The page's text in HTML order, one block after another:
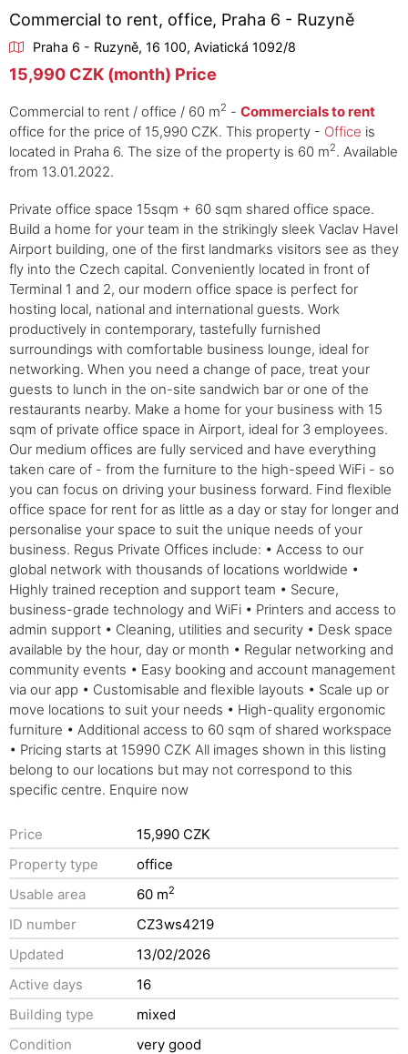
Commercial to rent, office, Praha 6 - Ruzyně
Praha 6 - Ruzyně, 16 100, Aviatická 1092/8
15,990 CZK (month) Price
Commercial to rent / office / 60 m2 - Commercials to rent
office for the price of 15,990 CZK. This property - Office is
located in Praha 6. The size of the property is 60 m2. Available
from 13.01.2022.
Private office space 15sqm + 60 sqm shared office space.
Build a home for your team in the strikingly sleek Vaclav Havel
Airport building, one of the first landmarks visitors see as they
fly into the Czech capital. Conveniently located in front of
Terminal 1 and 2, our modern office space is perfect for
hosting local, national and international guests. Work
productively in contemporary, tastefully furnished
surroundings with comfortable business lounge, ideal for
networking. When you need a change of pace, treat your
guests to lunch in the on-site sandwich bar or one of the
restaurants nearby. Make a home for your business with 15
sqm of private office space in Airport, ideal for 3 employees.
Our medium offices are fully serviced and have everything
taken care of - from the furniture to the high-speed WiFi - so
you can focus on driving your business forward. Find flexible
office space for rent for as little as a day or stay for longer and
personalise your space to suit the unique needs of your
business. Regus Private Offices include: • Access to our
global network with thousands of locations worldwide •
Highly trained reception and support team • Secure,
business-grade technology and WiFi • Printers and access to
admin support • Cleaning, utilities and security • Desk space
available by the hour, day or month • Regular networking and
community events • Easy booking and account management
via our app • Customisable and flexible layouts • Scale up or
move locations to suit your needs • High-quality ergonomic
furniture • Additional access to 60 sqm of shared workspace
• Pricing starts at 15990 CZK All images shown in this listing
belong to our locations but may not correspond to this
specific centre. Enquire now
Price
15,990 CZK
Property type
office
Usable area
60 m2
ID number
CZ3ws4219
Updated
13/02/2026
Active days
16
Building type
mixed
Condition
very good